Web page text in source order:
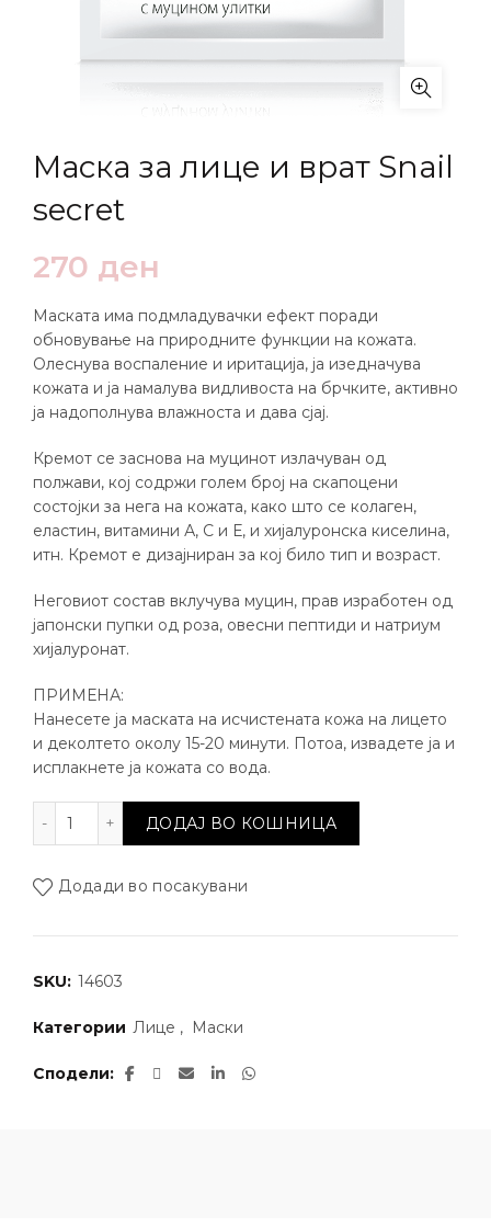
Маска за лице и врат Snail
secret
270 ден
Маската има подмладувачки ефект поради
обновување на природните функции на кожата.
Олеснува воспаление и иритација, ја изедначува
кожата и ја намалува видливоста на брчките, активно
ја надополнува влажноста и дава сјај.
Кремот се заснова на муцинот излачуван од
полжави, кој содржи голем број на скапоцени
состојки за нега на кожата, како што се колаген,
еластин, витамини А, С и Е, и хијалуронска киселина,
итн. Кремот е дизајниран за кој било тип и возраст.
Неговиот состав вклучува муцин, прав изработен од
јапонски пупки од роза, овесни пептиди и натриум
хијалуронат.
ПРИМЕНА:
Нанесете ја маската на исчистената кожа на лицето
и деколтето околу 15-20 минути. Потоа, извадете ја и
исплакнете ја кожата со вода.
Маска за лице и врат Snail secret количина
ДОДАЈ ВО КОШНИЦА
Додади во посакувани
SKU: 14603
Категории Лице , Маски
Сподели